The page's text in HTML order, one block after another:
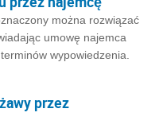
można rozwiązać
umowę najemca
wypowiedzenia.
przez